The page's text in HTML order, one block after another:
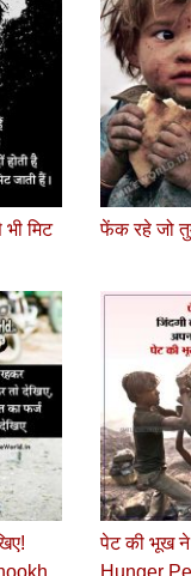
भी मिट
फेंक रहे जो
पेट की भूख ने
Hunger